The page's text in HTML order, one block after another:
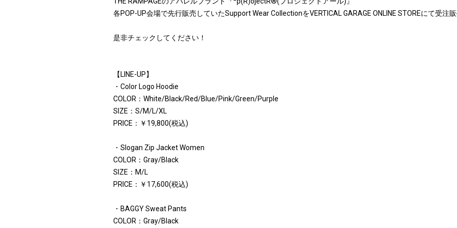
各POP-UP会場で先行販売していたSupport Wear CollectionをVERTICAL GARAGE ONLINE STOREにて受注
是非チェックしてください！
【LINE-UP】
・Color Logo Hoodie
COLOR：White/Black/Red/Blue/Pink/Green/Purple
SIZE：S/M/L/XL
PRICE：￥19,800(税込)
・Slogan Zip Jacket Women
COLOR：Gray/Black
SIZE：M/L
PRICE：￥17,600(税込)
・BAGGY Sweat Pants
COLOR：Gray/Black